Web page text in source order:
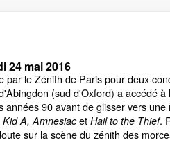
24 mai 2016
par le Zénith de Paris pour deux
(sud d'Oxford) a accédé à
années 90 avant de glisser vers
Kid A, Amnesiacet Hail to the Thief.
sur la scène du zénith des